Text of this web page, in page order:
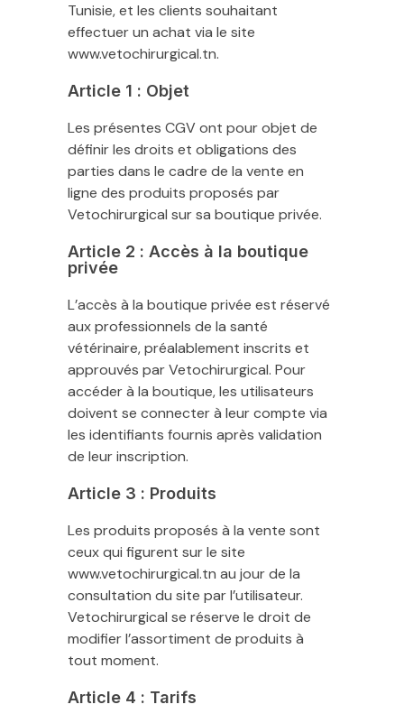
Tunisie, et les clients souhaitant
effectuer un achat via le site
www.vetochirurgical.tn.
Article 1 : Objet
Les présentes CGV ont pour objet de
définir les droits et obligations des
parties dans le cadre de la vente en
ligne des produits proposés par
Vetochirurgical sur sa boutique privée.
Article 2 : Accès à la boutique
privée
L’accès à la boutique privée est réservé
aux professionnels de la santé
vétérinaire, préalablement inscrits et
approuvés par Vetochirurgical. Pour
accéder à la boutique, les utilisateurs
doivent se connecter à leur compte via
les identifiants fournis après validation
de leur inscription.
Article 3 : Produits
Les produits proposés à la vente sont
ceux qui figurent sur le site
www.vetochirurgical.tn au jour de la
consultation du site par l’utilisateur.
Vetochirurgical se réserve le droit de
modifier l’assortiment de produits à
tout moment.
Article 4 : Tarifs